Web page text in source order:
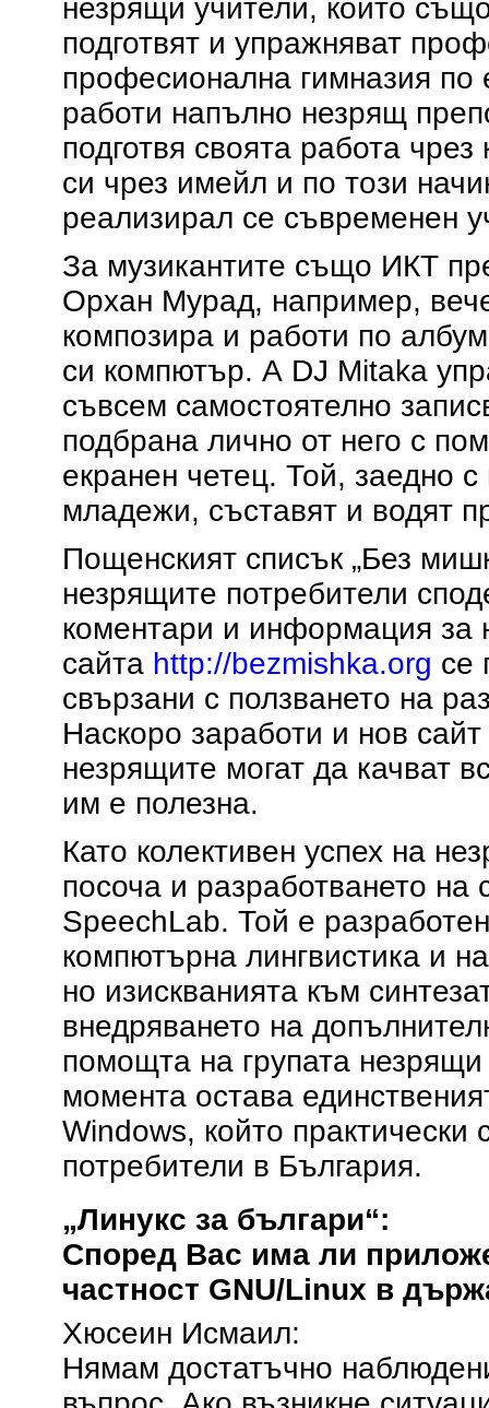
незрящи учители, които
подготвят и упражняват
професионална гимназия по
работи напълно незрящ
подготвя своята работа
си чрез имейл и по този
реализирал се съвременен
За музикантите също ИКТ
Орхан Мурад, например,
композира и работи по
си компютър. А DJ Mitaka
съвсем самостоятелно
подбрана лично от него с
екранен четец. Той, заедно
младежи, съставят и водят
Пощенският списък „Без
незрящите потребители
коментари и информация
сайта http://bezmishka.org се
свързани с ползването на
Наскоро заработи и нов
незрящите могат да качват
им е полезна.
Като колективен успех на
посоча и разработването на
SpeechLab. Той е
компютърна лингвистика и
но изискванията към
внедряването на
помощта на групата
момента остава
Windows, който практически
потребители в България.
„Линукс за българи“:
Според Вас има ли
частност GNU/Linux в
Хюсеин Исмаил:
Нямам достатъчно